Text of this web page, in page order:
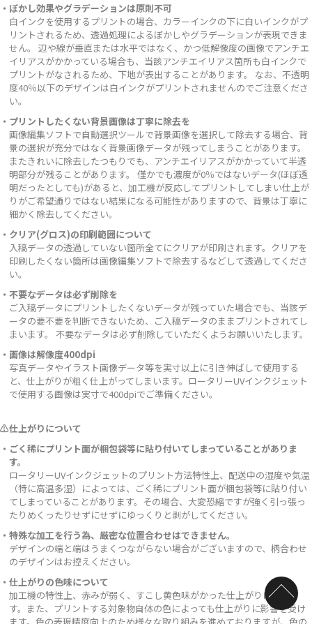
・ぼかし効果やグラデーションは原則不可
白インクを使用するプリントの場合、カラーインクの下に白いインクがプ
リントされるため、透過処理によるぼかしやグラデーションが表現できま
せん。 辺や線が垂直または水平ではなく、かつ低解像度の画像でアンチエ
イリアスがかかっている場合も、当該アンチエイリアス箇所も白インクで
プリントがなされるため、下地が表出することがあります。 なお、不透明
度40％以下のデザインは白インクがプリントされませんのでご注意くださ
い。
・プリントしたくない背景画像は丁寧に除去を
画像編集ソフトで自動選択ツールで背景画像を選択して除去する場合、背
景の選択が充分ではなく背景画像データが残ってしまうことがあります。
またきれいに除去したつもりでも、アンチエイリアスがかかっていて半透
明部分が残ることがあります。 僅かでも濃度が0％ではないデータ(ほぼ透
明だったとしても)があると、加工機が反応してプリントしてしまい仕上が
りがご希望通りではない結果になる可能性がありますので、背景は丁寧に
細かく除去してください。
・クリア(グロス)の印刷範囲について
入稿データの透過していない箇所全てにクリアが印刷されます。クリアを
印刷したくない箇所は画像編集ソフトで除去するなどして透過してくださ
い。
・不要なデータは必ず削除を
ご入稿データにプリントしたくないデータが残っていた場合でも、当該デ
ータの要不要を判断できないため、ご入稿データのままプリントされてし
まいます。 不要なデータは必ず削除していただくようお願いいたします。
・画像は解像度400dpi
写真データやイラスト画像データ等を実寸以上に引き伸ばして使用する
と、仕上がりが粗く仕上がってしまいます。ロータリーUVインクジェット
で使用する画像は実寸で400dpiでご準備ください。
⚠仕上がりについて
・ごく稀にプリント面が梱包袋等に貼り付いてしまっていることがありま
す。
ロータリーUVインクジェットのプリント方法特性上、配送中の湿度や気温
（特に高温多湿）によっては、ごく稀にプリント面が梱包袋等に貼り付い
てしまっていることがあります。その場合、大変恐縮ですが強く引っ張っ
たりめくったりせずにせずにゆっくりと剥がしてください。
・特殊な加工を行う為、厳密な位置合わせはできません。
デザインの端と端はうまくつながらない場合がございますので、柄合わせ
のデザインはお控えください。
・仕上がりの色味について
加工機の特性上、赤みが弱く、すこし黄色味がかった仕上がりになりま
す。また、プリントする対象物自体の色によっても仕上がりに影響を受け